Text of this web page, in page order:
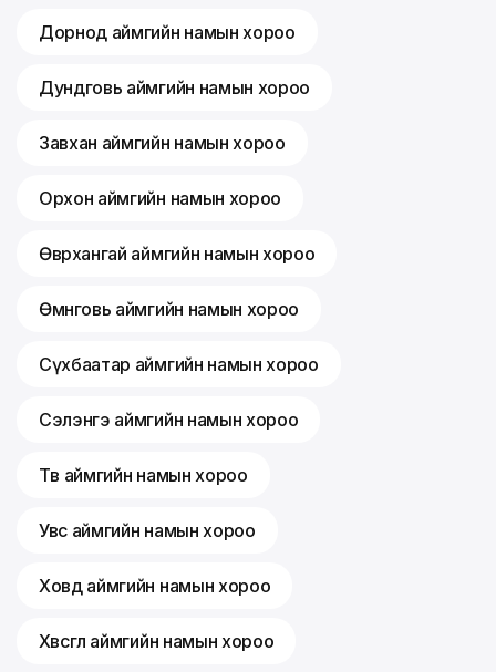
Дорнод аймгийн намын хороо
Дундговь аймгийн намын хороо
Завхан аймгийн намын хороо
Орхон аймгийн намын хороо
Өвөрхангай аймгийн намын хороо
Өмнөговь аймгийн намын хороо
Сүхбаатар аймгийн намын хороо
Сэлэнгэ аймгийн намын хороо
Төв аймгийн намын хороо
Увс аймгийн намын хороо
Ховд аймгийн намын хороо
Хөвсгөл аймгийн намын хороо